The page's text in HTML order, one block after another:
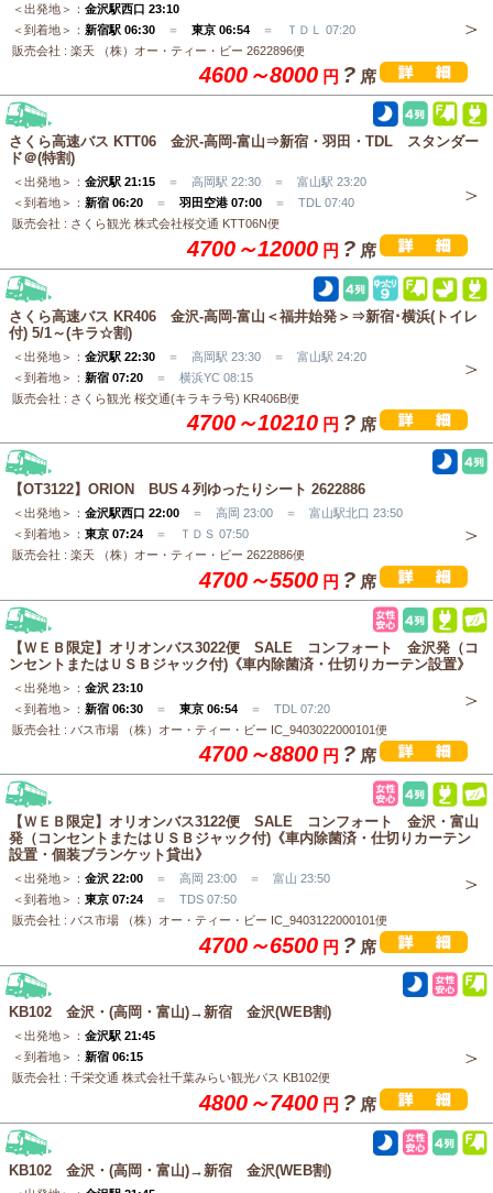
＜出発地＞： 金沢駅西口 23:10
＜到着地＞： 新宿駅 06:30 ＝ 東京 06:54 ＝ ＴＤＬ 07:20
販売会社 : 楽天 （株）オー・ティー・ビー 2622896便
4600～8000 円 ? 席
さくら高速バス KTT06 金沢-高岡-富山⇒新宿・羽田・TDL スタンダー
ド＠(特割)
＜出発地＞： 金沢駅 21:15 ＝ 高岡駅 22:30 ＝ 富山駅 23:20
＜到着地＞： 新宿 06:20 ＝ 羽田空港 07:00 ＝ TDL 07:40
販売会社 : さくら観光 株式会社桜交通 KTT06N便
4700～12000 円 ? 席
さくら高速バス KR406 金沢-高岡-富山＜福井始発＞⇒新宿･横浜(トイレ
付) 5/1～(キラ☆割)
＜出発地＞： 金沢駅 22:30 ＝ 高岡駅 23:30 ＝ 富山駅 24:20
＜到着地＞： 新宿 07:20 ＝ 横浜YC 08:15
販売会社 : さくら観光 桜交通(キラキラ号) KR406B便
4700～10210 円 ? 席
【OT3122】ORION BUS４列ゆったりシート 2622886
＜出発地＞： 金沢駅西口 22:00 ＝ 高岡 23:00 ＝ 富山駅北口 23:50
＜到着地＞： 東京 07:24 ＝ ＴＤＳ 07:50
販売会社 : 楽天 （株）オー・ティー・ビー 2622886便
4700～5500 円 ? 席
【ＷＥＢ限定】オリオンバス3022便 SALE コンフォート 金沢発（コ
ンセントまたはＵＳＢジャック付)《車内除菌済・仕切りカーテン設置》
＜出発地＞： 金沢 23:10
＜到着地＞： 新宿 06:30 ＝ 東京 06:54 ＝ TDL 07:20
販売会社 : バス市場 （株）オー・ティー・ビー IC_9403022000101便
4700～8800 円 ? 席
【ＷＥＢ限定】オリオンバス3122便 SALE コンフォート 金沢・富山
発（コンセントまたはＵＳＢジャック付)《車内除菌済・仕切りカーテン
設置・個装ブランケット貸出》
＜出発地＞： 金沢 22:00 ＝ 高岡 23:00 ＝ 富山 23:50
＜到着地＞： 東京 07:24 ＝ TDS 07:50
販売会社 : バス市場 （株）オー・ティー・ビー IC_9403122000101便
4700～6500 円 ? 席
KB102 金沢・(高岡・富山)→新宿 金沢(WEB割)
＜出発地＞： 金沢駅 21:45
＜到着地＞： 新宿 06:15
販売会社 : 千栄交通 株式会社千葉みらい観光バス KB102便
4800～7400 円 ? 席
KB102 金沢・(高岡・富山)→新宿 金沢(WEB割)